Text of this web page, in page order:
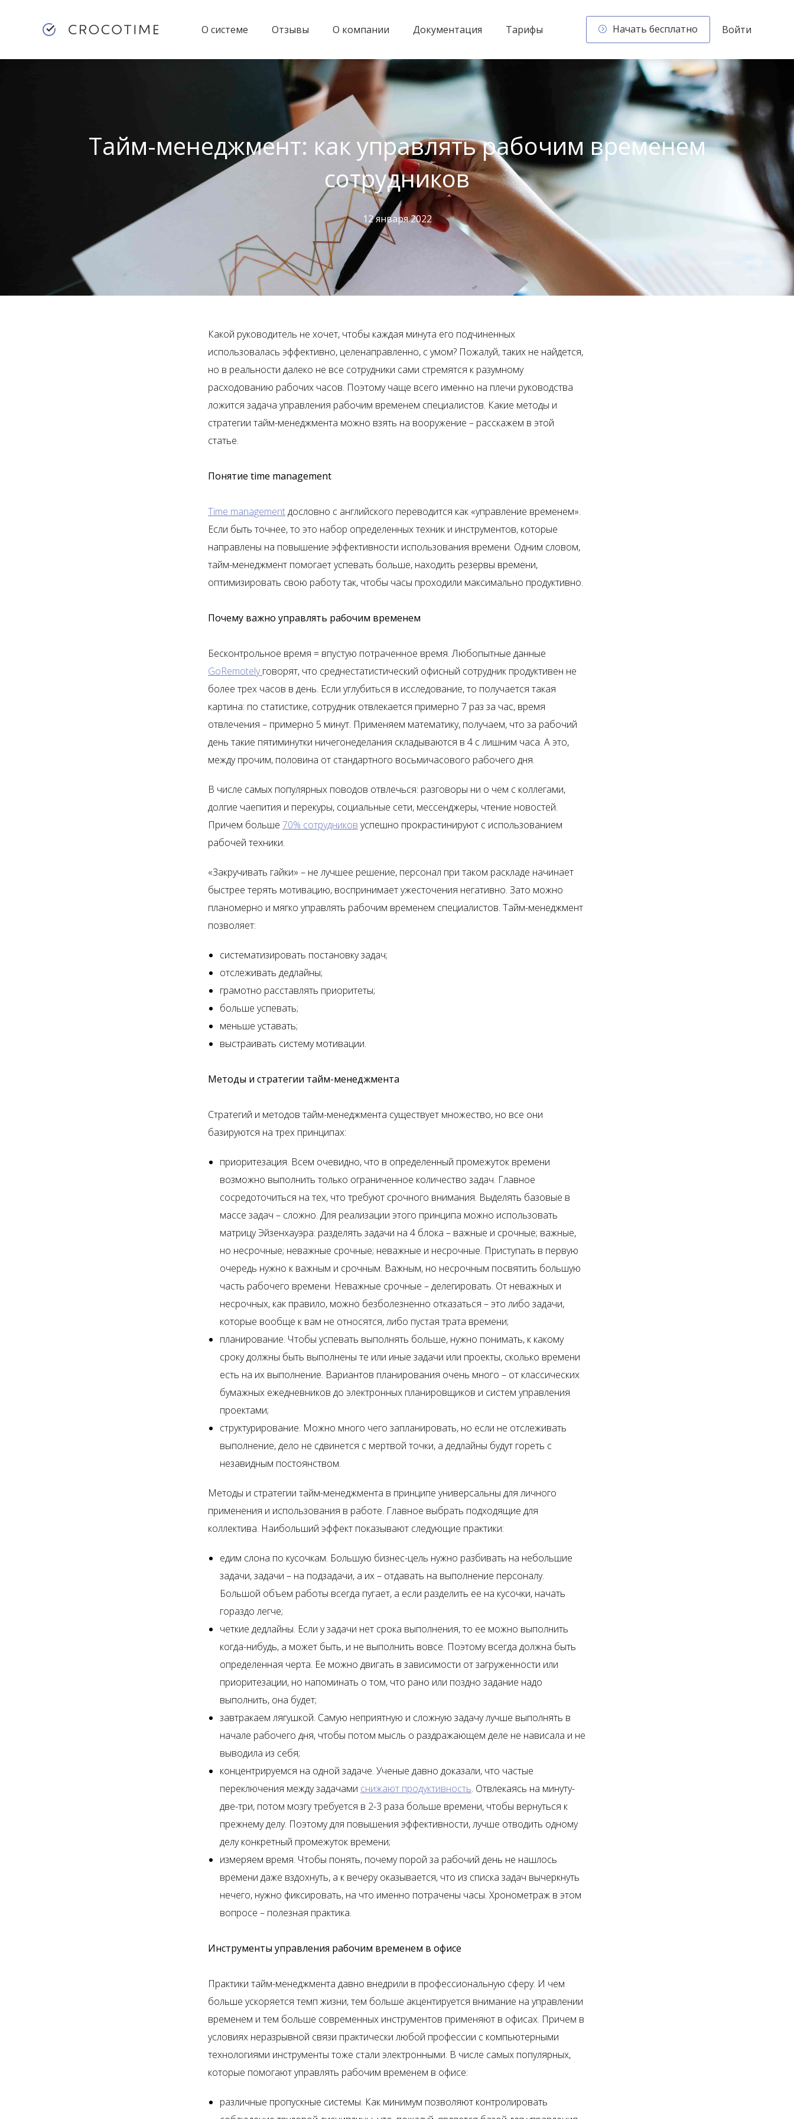
О системе Отзывы О компании Документация Тарифы Начать бесплатно Войти
Тайм-менеджмент: как управлять рабочим временем
сотрудников
12 января 2022
Какой руководитель не хочет, чтобы каждая минута его подчиненных
использовалась эффективно, целенаправленно, с умом? Пожалуй, таких не найдется,
но в реальности далеко не все сотрудники сами стремятся к разумному
расходованию рабочих часов. Поэтому чаще всего именно на плечи руководства
ложится задача управления рабочим временем специалистов. Какие методы и
стратегии тайм-менеджмента можно взять на вооружение – расскажем в этой
статье.
Понятие time management
Time managementдословно с английского переводится как «управление временем».
Если быть точнее, то это набор определенных техник и инструментов, которые
направлены на повышение эффективности использования времени. Одним словом,
тайм-менеджмент помогает успевать больше, находить резервы времени,
оптимизировать свою работу так, чтобы часы проходили максимально продуктивно.
Почему важно управлять рабочим временем
Бесконтрольное время = впустую потраченное время. Любопытные данные
GoRemotelyговорят, что среднестатистический офисный сотрудник продуктивен не
более трех часов в день. Если углубиться в исследование, то получается такая
картина: по статистике, сотрудник отвлекается примерно 7 раз за час, время
отвлечения – примерно 5 минут. Применяем математику, получаем, что за рабочий
день такие пятиминутки ничегонеделания складываются в 4 с лишним часа. А это,
между прочим, половина от стандартного восьмичасового рабочего дня.
В числе самых популярных поводов отвлечься: разговоры ни о чем с коллегами,
долгие чаепития и перекуры, социальные сети, мессенджеры, чтение новостей.
Причем больше 70% сотрудников успешно прокрастинируют с использованием
рабочей техники.
«Закручивать гайки» – не лучшее решение, персонал при таком раскладе начинает
быстрее терять мотивацию, воспринимает ужесточения негативно. Зато можно
планомерно и мягко управлять рабочим временем специалистов. Тайм-менеджмент
позволяет:
систематизировать постановку задач;
отслеживать дедлайны;
грамотно расставлять приоритеты;
больше успевать;
меньше уставать;
выстраивать систему мотивации.
Методы и стратегии тайм-менеджмента
Стратегий и методов тайм-менеджмента существует множество, но все они
базируются на трех принципах:
приоритезация. Всем очевидно, что в определенный промежуток времени
возможно выполнить только ограниченное количество задач. Главное
сосредоточиться на тех, что требуют срочного внимания. Выделять базовые в
массе задач – сложно. Для реализации этого принципа можно использовать
матрицу Эйзенхауэра: разделять задачи на 4 блока – важные и срочные; важные,
но несрочные; неважные срочные; неважные и несрочные. Приступать в первую
очередь нужно к важным и срочным. Важным, но несрочным посвятить большую
часть рабочего времени. Неважные срочные – делегировать. От неважных и
несрочных, как правило, можно безболезненно отказаться – это либо задачи,
которые вообще к вам не относятся, либо пустая трата времени;
планирование. Чтобы успевать выполнять больше, нужно понимать, к какому
сроку должны быть выполнены те или иные задачи или проекты, сколько времени
есть на их выполнение. Вариантов планирования очень много – от классических
бумажных ежедневников до электронных планировщиков и систем управления
проектами;
структурирование. Можно много чего запланировать, но если не отслеживать
выполнение, дело не сдвинется с мертвой точки, а дедлайны будут гореть с
незавидным постоянством.
Методы и стратегии тайм-менеджмента в принципе универсальны для личного
применения и использования в работе. Главное выбрать подходящие для
коллектива. Наибольший эффект показывают следующие практики:
едим слона по кусочкам. Большую бизнес-цель нужно разбивать на небольшие
задачи, задачи – на подзадачи, а их – отдавать на выполнение персоналу.
Большой объем работы всегда пугает, а если разделить ее на кусочки, начать
гораздо легче;
четкие дедлайны. Если у задачи нет срока выполнения, то ее можно выполнить
когда-нибудь, а может быть, и не выполнить вовсе. Поэтому всегда должна быть
определенная черта. Ее можно двигать в зависимости от загруженности или
приоритезации, но напоминать о том, что рано или поздно задание надо
выполнить, она будет;
завтракаем лягушкой. Самую неприятную и сложную задачу лучше выполнять в
начале рабочего дня, чтобы потом мысль о раздражающем деле не нависала и не
выводила из себя;
концентрируемся на одной задаче. Ученые давно доказали, что частые
переключения между задачами снижают продуктивность. Отвлекаясь на минуту-
две-три, потом мозгу требуется в 2-3 раза больше времени, чтобы вернуться к
прежнему делу. Поэтому для повышения эффективности, лучше отводить одному
делу конкретный промежуток времени;
измеряем время. Чтобы понять, почему порой за рабочий день не нашлось
времени даже вздохнуть, а к вечеру оказывается, что из списка задач вычеркнуть
нечего, нужно фиксировать, на что именно потрачены часы. Хронометраж в этом
вопросе – полезная практика.
Инструменты управления рабочим временем в офисе
Практики тайм-менеджмента давно внедрили в профессиональную сферу. И чем
больше ускоряется темп жизни, тем больше акцентируется внимание на управлении
временем и тем больше современных инструментов применяют в офисах. Причем в
условиях неразрывной связи практически любой профессии с компьютерными
технологиями инструменты тоже стали электронными. В числе самых популярных,
которые помогают управлять рабочим временем в офисе:
различные пропускные системы. Как минимум позволяют контролировать